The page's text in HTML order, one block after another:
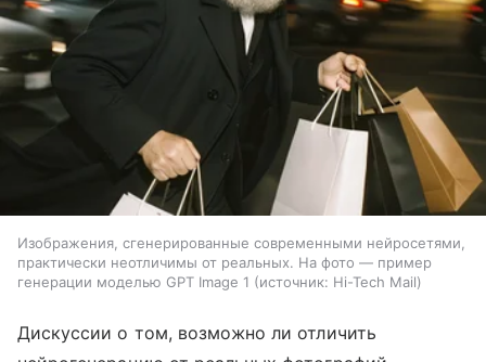
Изображения, сгенерированные современными нейросетями,
практически неотличимы от реальных. На фото — пример
генерации моделью GPT Image 1
источник: Hi-Tech Mail
Дискуссии о том, возможно ли отличить